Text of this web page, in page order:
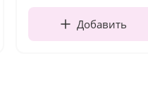
Добавить